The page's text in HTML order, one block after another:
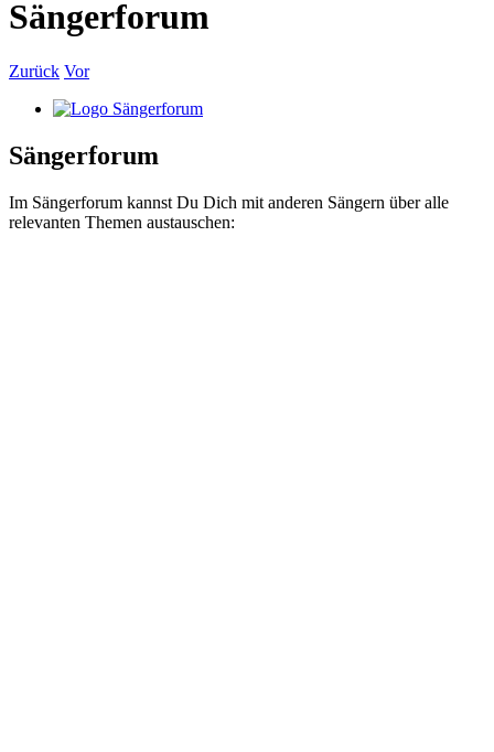
Sängerforum
Zurück Vor
Zeige
Bild
Sängerforum
Im Sängerforum kannst Du Dich mit anderen Sängern über alle
relevanten Themen austauschen: